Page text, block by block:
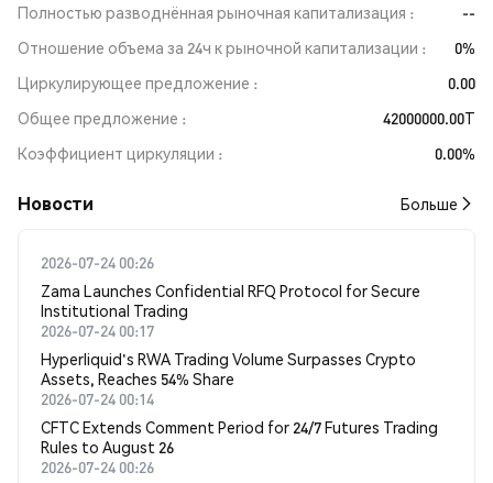
Полностью разводнённая рыночная капитализация
--
Отношение объема за 24ч к рыночной капитализации
0%
Циркулирующее предложение
0.00
Общее предложение
42000000.00T
Коэффициент циркуляции
0.00%
Новости Больше
2026-07-24 00:26
Zama Launches Confidential RFQ Protocol for Secure
Institutional Trading
2026-07-24 00:17
Hyperliquid's RWA Trading Volume Surpasses Crypto
Assets, Reaches 54% Share
2026-07-24 00:14
CFTC Extends Comment Period for 24/7 Futures Trading
Rules to August 26
2026-07-24 00:26